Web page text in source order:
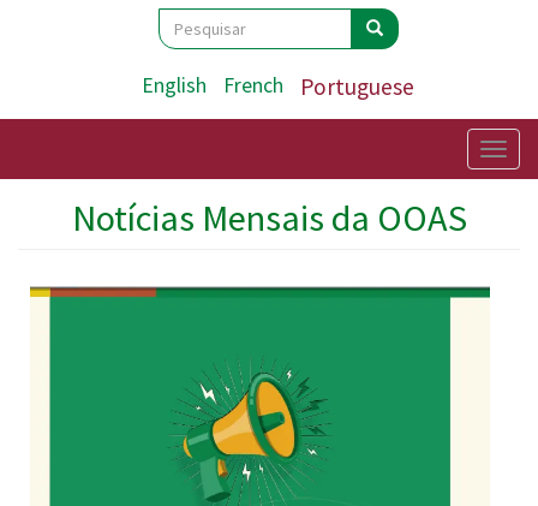
Search
Pesquisar Pesquisar
English French Portuguese
Notícias Mensais da OOAS